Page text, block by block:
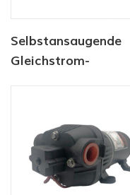
Selbstansaugende
Gleichstrom-
für Lebensmittel und
Getränke